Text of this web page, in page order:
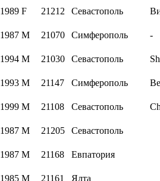
1989 F 21212 Севастополь
1987 M 21070 Симферополь -
1994 M 21030 Севастополь
1993 M 21147 Симферополь
1999 M 21108 Севастополь
1987 M 21205 Севастополь
1987 M 21168 Евпатория
1985 M 21161 Ялта